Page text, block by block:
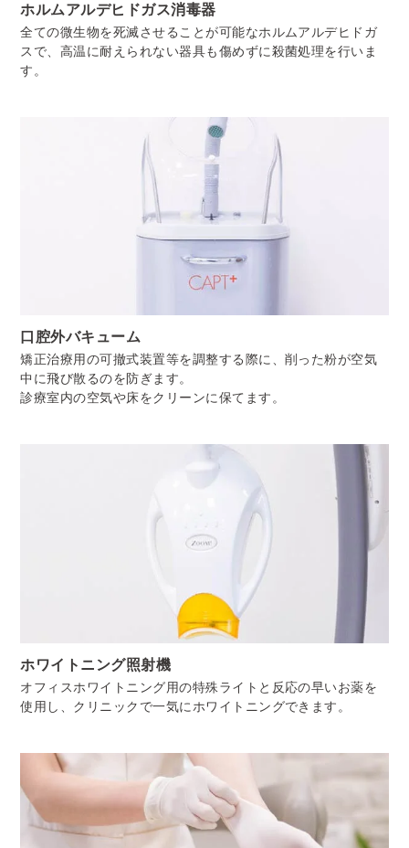
ホルムアルデヒドガス消毒器
全ての微生物を死滅させることが可能なホルムアルデヒドガ
スで、高温に耐えられない器具も傷めずに殺菌処理を行いま
す。
口腔外バキューム
矯正治療用の可撤式装置等を調整する際に、削った粉が空気
中に飛び散るのを防ぎます。
診療室内の空気や床をクリーンに保てます。
ホワイトニング照射機
オフィスホワイトニング用の特殊ライトと反応の早いお薬を
使用し、クリニックで一気にホワイトニングできます。